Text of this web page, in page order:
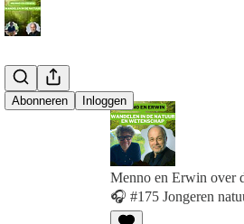
Abonneren Inloggen
Menno en Erwin over
🎧 #175 Jongeren